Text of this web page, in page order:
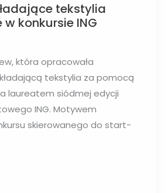
tekstylia
konkursie ING
która opracowała
tekstylia za pomocą
laureatem siódmej edycji
ING. Motywem
skierowanego do start-